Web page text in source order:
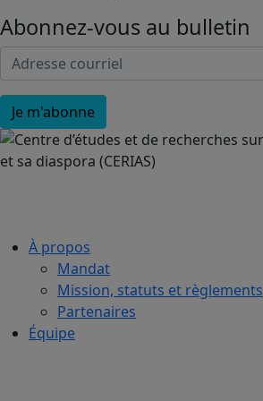
Abonnez-vous au bulletin
À propos
Mandat
Mission, statuts et règlements
Partenaires
Équipe